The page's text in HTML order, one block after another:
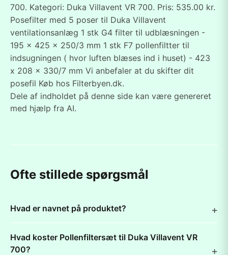
700. Kategori: Duka Villavent VR 700. Pris: 535.00 kr.
Posefilter med 5 poser til Duka Villavent
ventilationsanlæg 1 stk G4 filter til udblæsningen -
195 x 425 x 250/3 mm 1 stk F7 pollenfiltter til
indsugningen ( hvor luften blæses ind i huset) - 423
x 208 x 330/7 mm Vi anbefaler at du skifter dit
posefil Køb hos Filterbyen.dk.
Dele af indholdet på denne side kan være genereret
med hjælp fra AI.
Ofte stillede spørgsmål
Hvad er navnet på produktet?
Hvad koster Pollenfiltersæt til Duka Villavent VR
700?